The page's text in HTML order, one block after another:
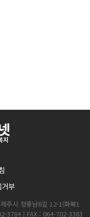
부
주시 청풍남8길 12-1(화북1
3784 | FAX : 064-702-3383